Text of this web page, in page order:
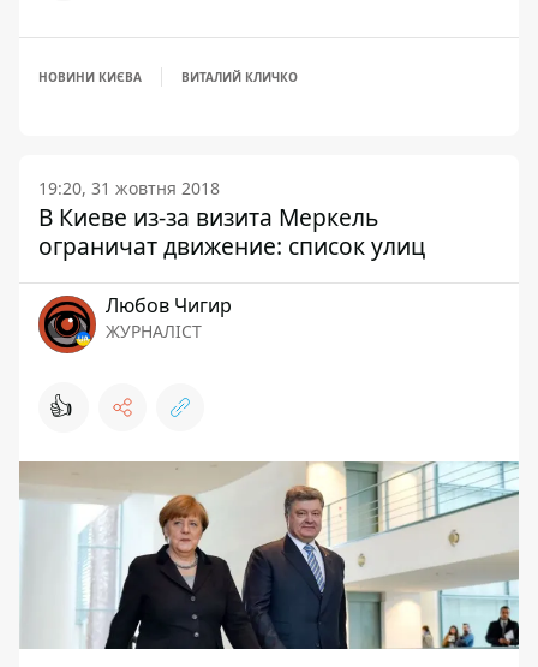
НОВИНИ КИЄВА ВИТАЛИЙ КЛИЧКО
19:20, 31 жовтня 2018
В Киеве из-за визита Меркель
ограничат движение: список улиц
Любов Чигир
ЖУРНАЛІСТ
👍